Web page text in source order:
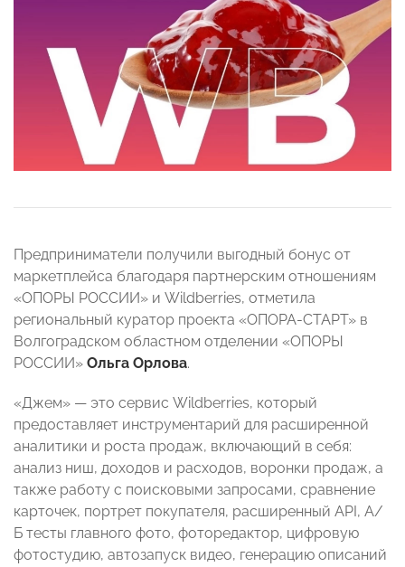
Предприниматели получили выгодный бонус от
маркетплейса благодаря партнерским отношениям
«ОПОРЫ РОССИИ» и Wildberries, отметила
региональный куратор проекта «ОПОРА-СТАРТ» в
Волгоградском областном отделении «ОПОРЫ
РОССИИ» Ольга Орлова.
«Джем» — это сервис Wildberries, который
предоставляет инструментарий для расширенной
аналитики и роста продаж, включающий в себя:
анализ ниш, доходов и расходов, воронки продаж, а
также работу с поисковыми запросами, сравнение
карточек, портрет покупателя, расширенный API, А/
Б тесты главного фото, фоторедактор, цифровую
фотостудию, автозапуск видео, генерацию описаний